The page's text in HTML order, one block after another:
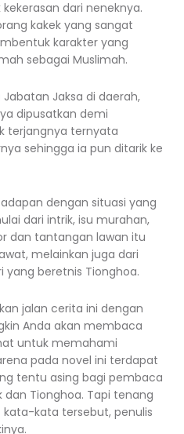
dari neneknya.
kakek yang sangat
karakter yang
sebagai Muslimah.
Jaksa di daerah,
dipusatkan demi
terjangnya ternyata
sehingga ia pun ditarik ke
dengan situasi yang
dari intrik, isu murahan,
dan tantangan lawan itu
melainkan juga dari
yang beretnis Tionghoa.
jalan cerita ini dengan
Anda akan membaca
untuk memahami
pada novel ini terdapat
tentu asing bagi pembaca
Tionghoa. Tapi tenang
kata-kata tersebut, penulis